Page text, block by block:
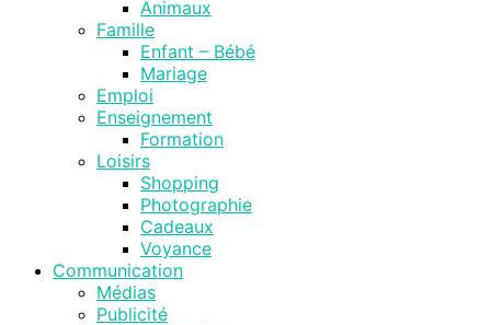
Animaux
Famille
Enfant – Bébé
Mariage
Emploi
Enseignement
Formation
Loisirs
Shopping
Photographie
Cadeaux
Voyance
Communication
Médias
Publicité